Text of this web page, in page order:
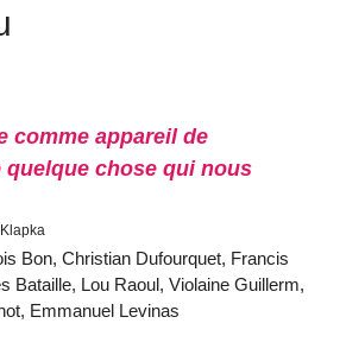
comme appareil de
chose qui nous
Bon, Christian Dufourquet, Francis
Bataille, Lou Raoul, Violaine Guillerm,
Emmanuel Levinas